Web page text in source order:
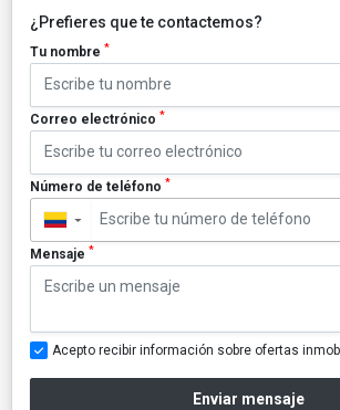
¿Prefieres que te contactemos?
Tu nombre *
Correo electrónico *
Número de teléfono *
▼
Mensaje *
Acepto recibir información sobre ofertas
Enviar mensaje